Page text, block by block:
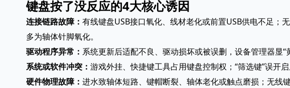
键盘按了没反应的4大核心诱因
连接链路故障： 有线键盘USB接口氧化、线材老化或前置USB供电不足；
多为轴体针脚氧化。
驱动程序异常： 系统更新后适配不良、驱动损坏或被误删，设备管理器显“
系统或软件冲突： 游戏外挂、快捷键工具占用键盘控制权；“筛选键”误开
硬件物理故障： 进水致轴体短路、键帽断裂、轴体老化或触点磨损；无线